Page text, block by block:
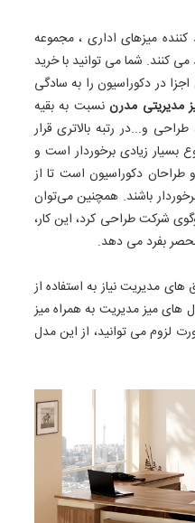
میزهای اداری ، مجموعه
کنند. شما می توانید با خرید
در دکوراسیون را به سادگی
مدیریتی مدرن نسبت به بقیه
و...در رتبه بالاتری قرار
بسیار زیادی برخوردار است و
طراحان دکوراسیون است تا از
باشند. همچنین می‌توان
شرکت طراحی کرد، این کار،
بفرد می دهد.
های مدیریت نیاز به استفاده از
میز مدیریت به همراه میز
لزوم می توانید، از این مدل